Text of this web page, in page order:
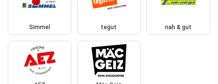
Simmel tegut nah & gut